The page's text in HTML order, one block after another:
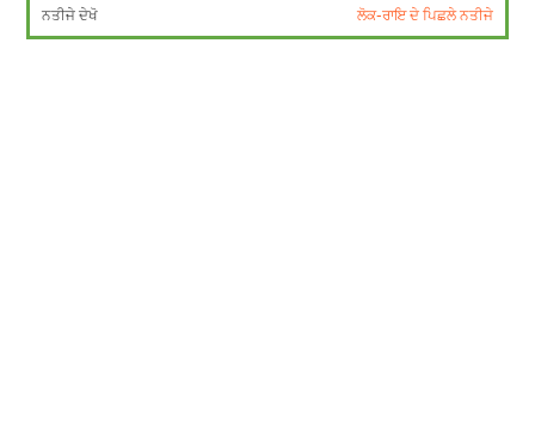
ਨਤੀਜੇ ਦੇਖੋ ਲੋਕ-ਰਾਇ ਦੇ ਪਿਛਲੇ ਨਤੀਜੇ